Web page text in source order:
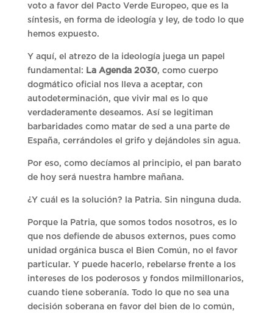
voto a favor del Pacto Verde Europeo, que es la
síntesis, en forma de ideología y ley, de todo lo que
hemos expuesto.
Y aquí, el atrezo de la ideología juega un papel
fundamental: La Agenda 2030, como cuerpo
dogmático oficial nos lleva a aceptar, con
autodeterminación, que vivir mal es lo que
verdaderamente deseamos. Así se legitiman
barbaridades como matar de sed a una parte de
España, cerrándoles el grifo y dejándoles sin agua.
Por eso, como decíamos al principio, el pan barato
de hoy será nuestra hambre mañana.
¿Y cuál es la solución? la Patria. Sin ninguna duda.
Porque la Patria, que somos todos nosotros, es lo
que nos defiende de abusos externos, pues como
unidad orgánica busca el Bien Común, no el favor
particular. Y puede hacerlo, rebelarse frente a los
intereses de los poderosos y fondos milmillonarios,
cuando tiene soberanía. Todo lo que no sea una
decisión soberana en favor del bien de lo común,